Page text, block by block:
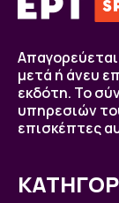
μετά ή άνευ
εκδότη. Το
υπηρεσιών
επισκέπτες